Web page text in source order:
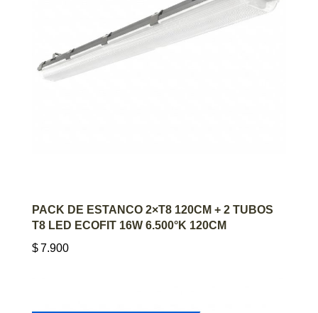
AGREGAR AL CARRITO
PACK DE ESTANCO 2×T8 120CM + 2 TUBOS
T8 LED ECOFIT 16W 6.500°K 120CM
$7.900